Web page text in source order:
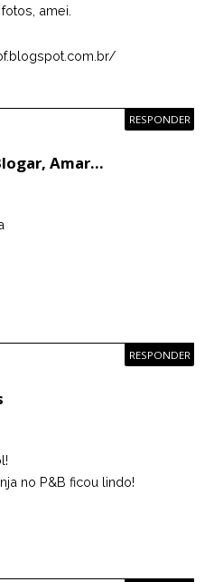
amei.
RESPONDER
Amar...
RESPONDER
no P&B ficou lindo!